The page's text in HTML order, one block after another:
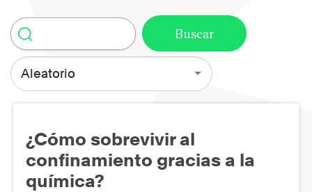
Aleatorio
¿Cómo sobrevivir al
confinamiento gracias a la
química?